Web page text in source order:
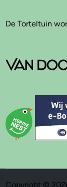
De Torteltuin
Copyright ©